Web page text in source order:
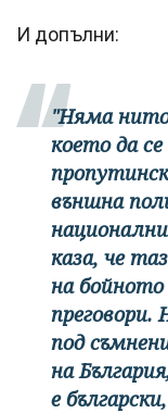
И допълни:
"Няма нито
което да
външна
каза, че
на бойното
преговори.
под
на
е